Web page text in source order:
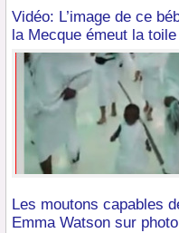
Vidéo: L’image de ce
la Mecque émeut la toile
Les moutons capables
Emma Watson sur photo